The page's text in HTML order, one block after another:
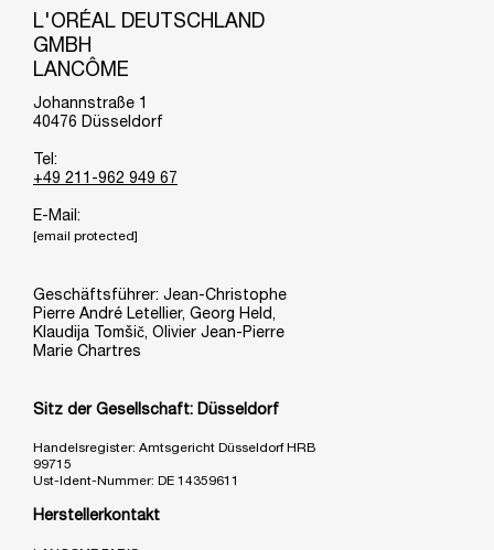
L'ORÉAL DEUTSCHLAND
GMBH
LANCÔME
Johannstraße 1
40476 Düsseldorf
Tel:
+49 211-962 949 67
E-Mail:
[email protected]
Geschäftsführer: Jean-Christophe
Pierre André Letellier, Georg Held,
Klaudija Tomšič, Olivier Jean-Pierre
Marie Chartres
Sitz der Gesellschaft: Düsseldorf
Handelsregister: Amtsgericht Düsseldorf HRB
99715
Ust-Ident-Nummer: DE 14359611
Herstellerkontakt